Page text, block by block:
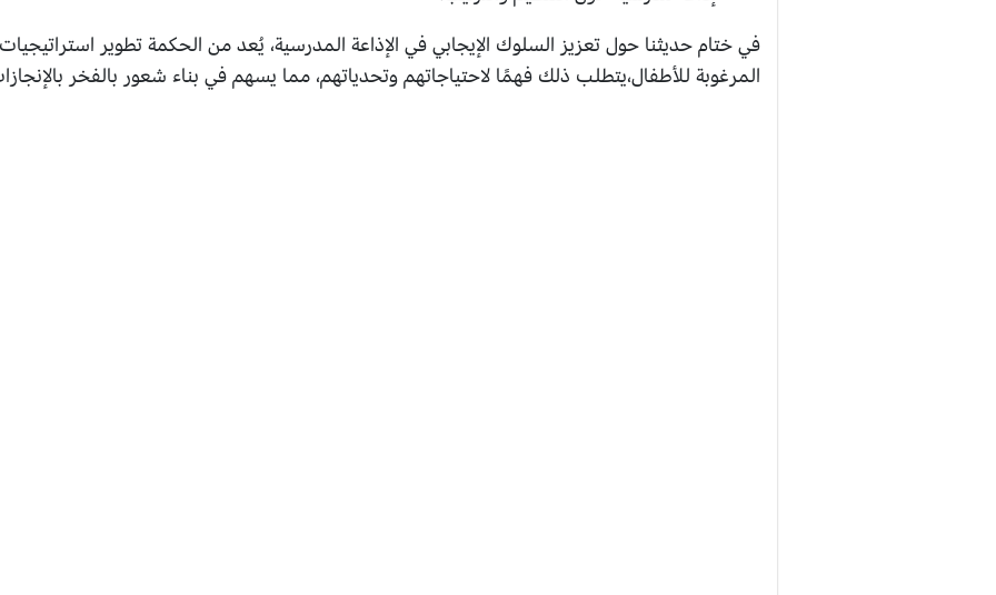
في ختام حديثنا حول تعزيز السلوك الإيجابي في الإذاعة المدرسية، يُعد من الحكمة تطوير
المرغوبة للأطفال،يتطلب ذلك فهمًا لاحتياجاتهم وتحدياتهم، مما يسهم في بناء شعور بالفخر